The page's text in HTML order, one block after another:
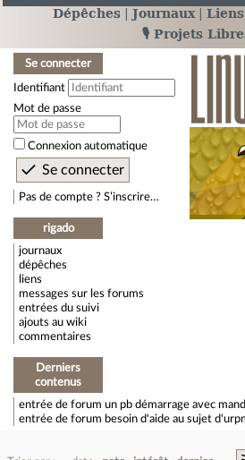
Dépêches Journaux Liens
🎙️ Projets
Se connecter
Identifiant
Mot de passe
Connexion automatique
Pas de compte ? S’inscrire…
rigado
journaux
dépêches
liens
messages sur les forums
entrées du suivi
ajouts au wiki
commentaires
Derniers
contenus
entrée de forum un pb démarrage avec
entrée de forum besoin d'aide au sujet